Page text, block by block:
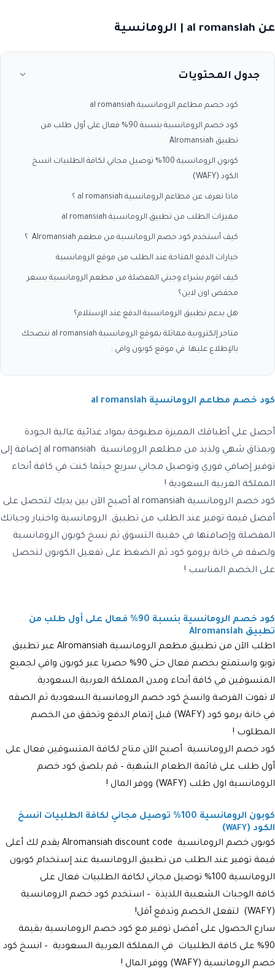
عن al romansiah | الرومانسية
جدول المحتويات
كود خصم مطاعم الرومانسية al romansiah
كود خصم الرومانسية بنسبة 90% فعال على أول طلب من
تطبيق Alromansiah
كوبون الرومانسية 100% توصيل مجاني لكافة الطلبيات انسخ
الكود (WAFY)
ماذا نعرف عن مطاعم الرومانسية al romansiah ؟
مميزات الطلب من تطبيق الرومانسية al romansiah
كيف أستخدم كود خصم الرومانسية من مطعم Alromansiah ؟
خيارات الدفع المتاحة عند الطلب من موقع الرومانسية
كيف اقوم بشراء وجبتي المفضلة من مطعم الرومانسية بسعر
مخفض اون لاين؟
هل يدعم تطبيق الرومانسية الدفع عند الإستلام؟
متاجر إلكترونية مماثلة بموقع الرومانسية al romansiah ننصحك
بالإطلاع عليها في موقع كوبون وافي :
كود خصم مطاعم الرومانسية al romansiah
أحصل على أطباقك المميزة مطبوخة بمواد غذائية عالية الجودة
وبمذاق شهي ولذيذ من مطلعم الرومانسية al romansiah إضافة إلى
توفير إضافي فوري وتوصيل مجاني سريع حيثما كنت في كافة أنحاء
المملكة العربية السعودية !
كود خصم الرومانسية al romansiah أصبح الآن بين يديك لتحصل على
أفضل قيمة توفير عند الطلب من تطبيق. الرومانسية واختيار وجباتك
المفضلة وإضافتها في حقيبة التسوق ثم نسخ كوبون الرومانسية
ولصقه في خانة برومو كود ثم الضغط على تفعيل الكوبون لتحصل
على الخصم المناسب !
كود خصم الرومانسية بنسبة 90% فعال على أول طلب من
تطبيق Alromansiah
اطلب الآن من تطبيق مطعم الرومانسية Alromansiah عبر تطبيق
تويو واستمتع بخصم فعال حتى 90% حصريا عبر كوبون وافي لجميع
المتسوقين في كافة أنحاء ومدن المملكة العربية السعودية.
لا تفوت الفرصة وانسخ كود خصم الرومانسية السعودية ثم الصقه
في خانة برمو كود (WAFY) قبل إتمام الدفع وتحقق من الخصم
المطلوب !
كود خصم الرومانسية أصبح الآن متاح لكافة المتسوقين فعال على
أول طلب على قائمة الطعام الشهية – قم بلصق كود خصم
الرومانسية اول طلب (WAFY) ووفر المال !
كوبون الرومانسية 100% توصيل مجاني لكافة الطلبيات انسخ
الكود (WAFY
)
كوبون خصم الرومانسية Alromansiah
discount code يقدم لك أعلى
قيمة توفير عند الطلب من تطبيق الرومانسية عند إستخدام كوبون
الرومانسية 100% توصيل مجاني لكافة الطلبيات
فعال على
كافة الوجبات الشعبية اللذيذة – استخدم كود خصم الرومانسية
(
WAFY) لتفعل الخصم وتدفع أقل!
سارع الحصول على أفضل توفير مع كود خصم الرومانسية بقيمة
90% على كافة الطلبيات في المملكة العربية السعودية – انسخ كود
خصم الرومانسية (WAFY) ووفر المال !